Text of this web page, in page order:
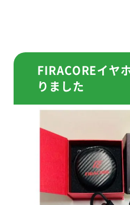
FIRACOREイヤ
りました